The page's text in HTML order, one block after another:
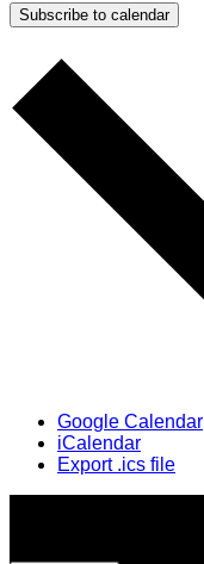
Subscribe to calendar
Google Calendar
iCalendar
Export .ics file